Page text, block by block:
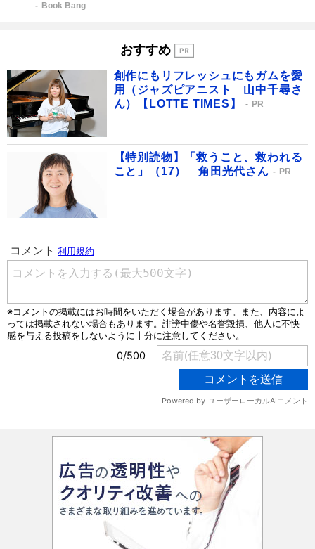
Book Bang
おすすめ
創作にもリフレッシュにもガムを愛
用（ジャズピアニスト 山中千尋さ
ん）【LOTTE TIMES】
PR
【特別読物】「救うこと、救われる
こと」（17） 角田光代さん
PR